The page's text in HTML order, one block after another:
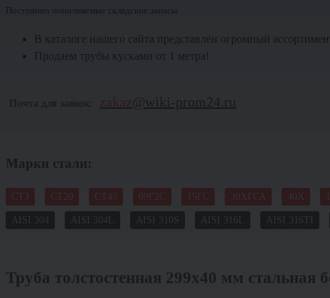
Постоянно пополняемые складские запасы
В каталоге нашего сайта представлен огромный
Продаем трубы кусками от 1 метра!
Почта для заявок: zakaz@wiki-prom24.ru
Марки стали:
СТ3 СТ20 СТ45 09Г2С 15ГС 30ХГСА 40Х
AISI 304 AISI 304L AISI 310S AISI 316L AISI 316TI
Труба толстостенная 299х40 мм стальная